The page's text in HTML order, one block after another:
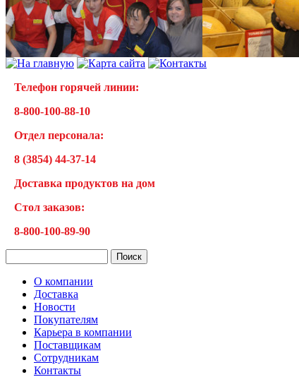
Телефон горячей линии:
8-800-100-88-10
Отдел персонала:
8 (3854) 44-37-14
Доставка продуктов на дом
Cтол заказов:
8-800-100-89-90
О компании
Доставка
Новости
Покупателям
Карьера в компании
Поставщикам
Сотрудникам
Контакты